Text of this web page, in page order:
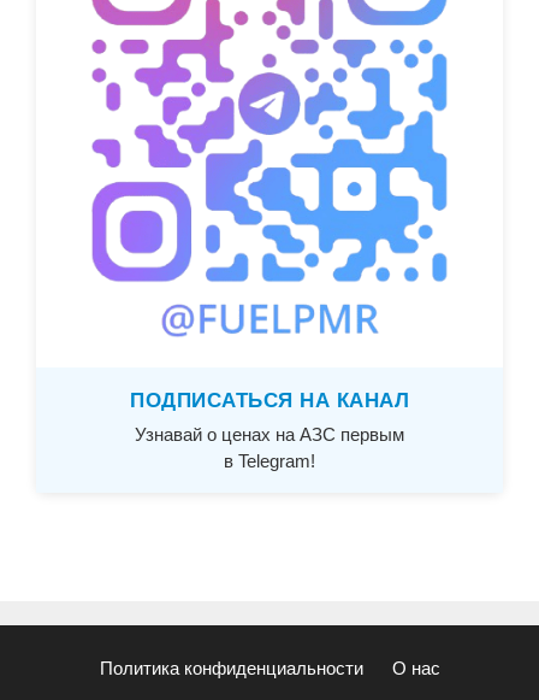
ПОДПИСАТЬСЯ НА КАНАЛ
Узнавай о ценах на АЗС первым
в Telegram!
Политика конфиденциальности О нас